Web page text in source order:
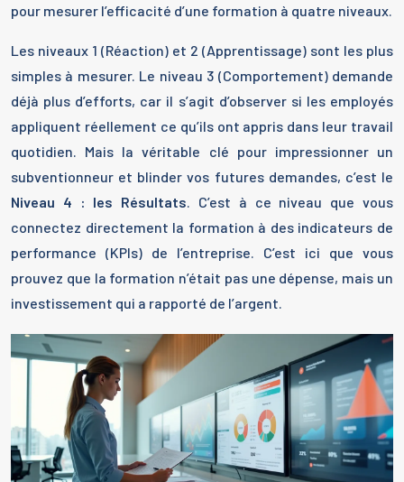
pour mesurer l’efficacité d’une formation à quatre niveaux.
Les niveaux 1 (Réaction) et 2 (Apprentissage) sont les plus
simples à mesurer. Le niveau 3 (Comportement) demande
déjà plus d’efforts, car il s’agit d’observer si les employés
appliquent réellement ce qu’ils ont appris dans leur travail
quotidien. Mais la véritable clé pour impressionner un
subventionneur et blinder vos futures demandes, c’est le
Niveau 4 : les Résultats. C’est à ce niveau que vous
connectez directement la formation à des indicateurs de
performance (KPIs) de l’entreprise. C’est ici que vous
prouvez que la formation n’était pas une dépense, mais un
investissement qui a rapporté de l’argent.